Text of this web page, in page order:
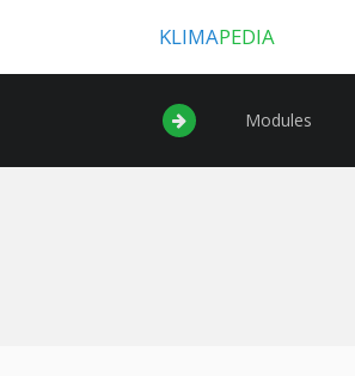
KLIMAPEDIA
Modules